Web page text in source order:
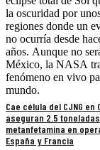
la oscuridad por
regiones donde un
no ocurría desde
años. Aunque no
México, la NASA
fenómeno en vivo
mundo.
Cae célula del CJNG en
aseguran 2.5
metanfetamina en
España y Francia